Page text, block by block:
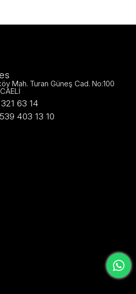
Mah. Turan Güneş Cad. No:100
63 14
403 13 10